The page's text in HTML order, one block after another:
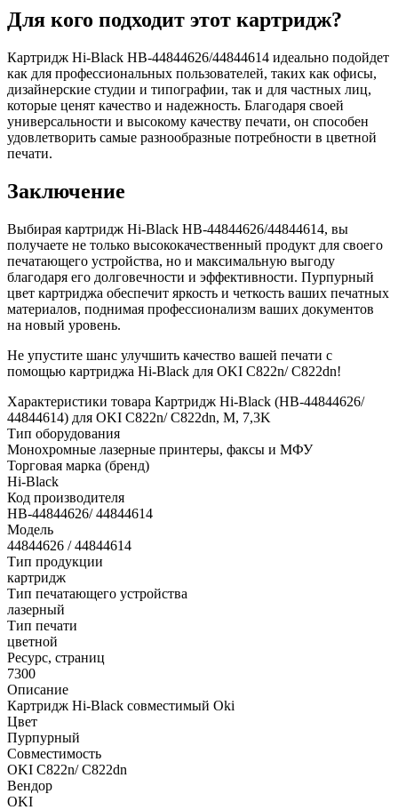
Для кого подходит этот картридж?
Картридж Hi-Black HB-44844626/44844614 идеально подойдет
как для профессиональных пользователей, таких как офисы,
дизайнерские студии и типографии, так и для частных лиц,
которые ценят качество и надежность. Благодаря своей
универсальности и высокому качеству печати, он способен
удовлетворить самые разнообразные потребности в цветной
печати.
Заключение
Выбирая картридж Hi-Black HB-44844626/44844614, вы
получаете не только высококачественный продукт для своего
печатающего устройства, но и максимальную выгоду
благодаря его долговечности и эффективности. Пурпурный
цвет картриджа обеспечит яркость и четкость ваших печатных
материалов, поднимая профессионализм ваших документов
на новый уровень.
Не упустите шанс улучшить качество вашей печати с
помощью картриджа Hi-Black для OKI C822n/ C822dn!
Характеристики товара Картридж Hi-Black (HB-44844626/
44844614) для OKI C822n/ C822dn, M, 7,3K
Тип оборудования
Монохромные лазерные принтеры, факсы и МФУ
Торговая марка (бренд)
Hi-Black
Код производителя
HB-44844626/ 44844614
Модель
44844626 / 44844614
Тип продукции
картридж
Тип печатающего устройства
лазерный
Тип печати
цветной
Ресурс, страниц
7300
Описание
Картридж Hi-Black совместимый Oki
Цвет
Пурпурный
Совместимость
OKI C822n/ C822dn
Вендор
OKI